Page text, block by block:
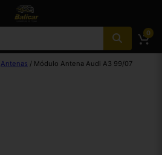
0
Antenas / Módulo Antena Audi A3 99/07